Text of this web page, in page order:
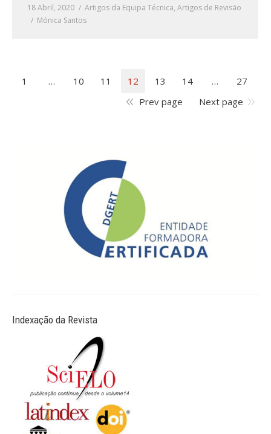
18 Abril, 2020 Artigos da Equipa Técnica, Artigos de Revisão
Mónica Santos
1 … 10 11 12 13 14 …
27
Prev page
Next page
Indexação da Revista